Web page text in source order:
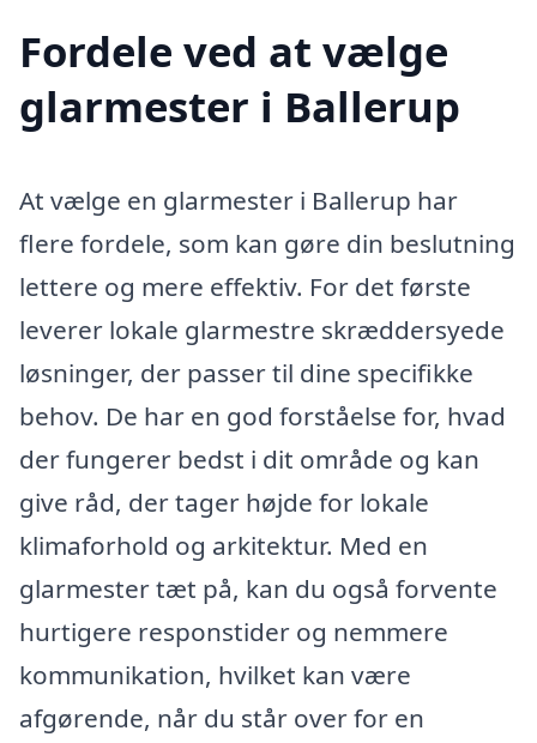
Fordele ved at vælge
glarmester i Ballerup
At vælge en glarmester i Ballerup har
flere fordele, som kan gøre din beslutning
lettere og mere effektiv. For det første
leverer lokale glarmestre skræddersyede
løsninger, der passer til dine specifikke
behov. De har en god forståelse for, hvad
der fungerer bedst i dit område og kan
give råd, der tager højde for lokale
klimaforhold og arkitektur. Med en
glarmester tæt på, kan du også forvente
hurtigere responstider og nemmere
kommunikation, hvilket kan være
afgørende, når du står over for en